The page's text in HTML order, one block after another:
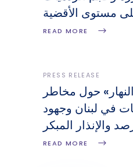
مستوى الأقضية
READ MORE
PRESS RELEASE
حول مخاطر
في لبنان وجهود
والإنذار المبكر
READ MORE